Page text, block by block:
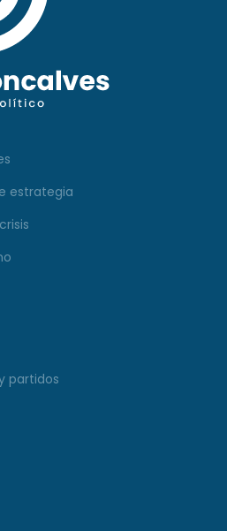
estrategia
partidos